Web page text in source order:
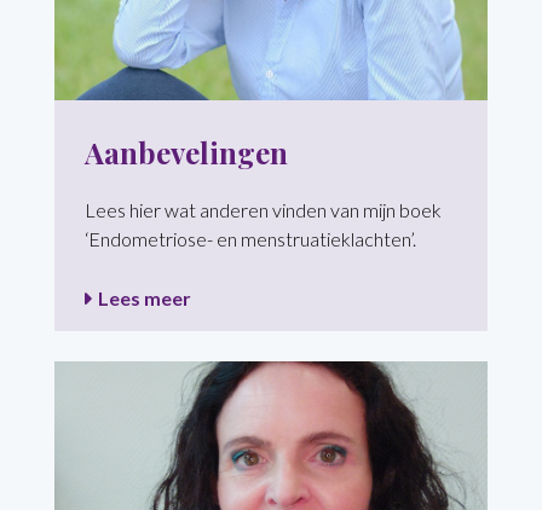
Aanbevelingen
Lees hier wat anderen vinden van mijn boek
‘Endometriose- en menstruatieklachten’.
Lees meer